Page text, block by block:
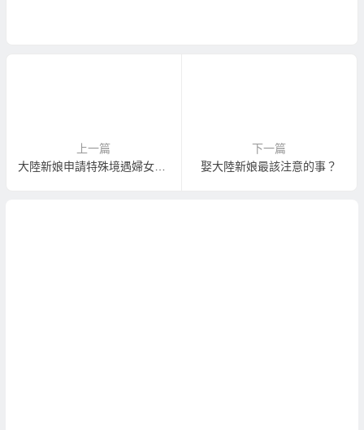
上一篇
大陸新娘申請特殊境遇婦女家庭扶助方法
下一篇
娶大陸新娘最該注意的事？